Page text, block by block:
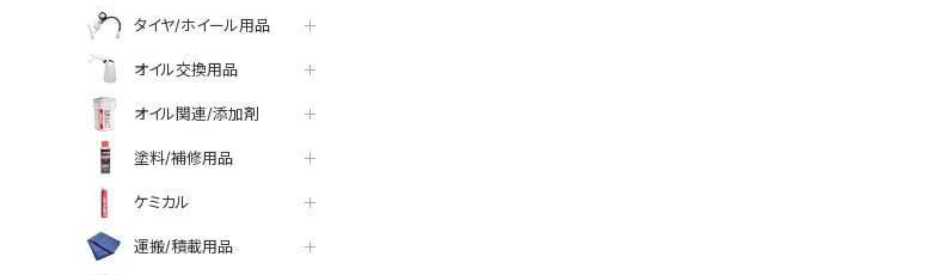
タイヤ/ホイール用品
オイル交換用品
オイル関連/添加剤
塗料/補修用品
ケミカル
運搬/積載用品